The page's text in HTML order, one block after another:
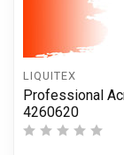
LIQUITEX
Professional
4260620